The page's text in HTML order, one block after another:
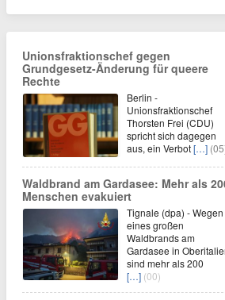
Unionsfraktionschef gegen
Grundgesetz-Änderung für queere
Rechte
Berlin -
Unionsfraktionschef
Thorsten Frei (CDU)
spricht sich dagegen
aus, ein Verbot[…]
Waldbrand am Gardasee: Mehr als
Menschen evakuiert
Tignale (dpa) - Wegen
eines großen
Waldbrands am
Gardasee in
sind mehr als 200
[…] (00)